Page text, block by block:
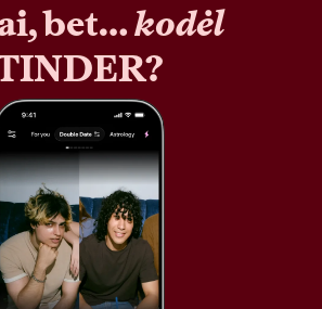
bet…kodėl